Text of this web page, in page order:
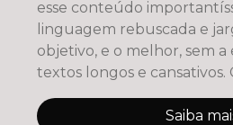
esse conteúdo
linguagem rebuscada e
objetivo, e o melhor, sem
textos longos e cansativos.
Saiba